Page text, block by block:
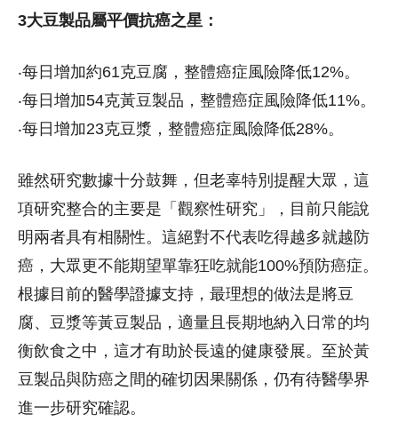
3大豆製品屬平價抗癌之星：
‧每日增加約61克豆腐，整體癌症風險降低12%。
‧每日增加54克黃豆製品，整體癌症風險降低11%。
‧每日增加23克豆漿，整體癌症風險降低28%。
雖然研究數據十分鼓舞，但老辜特別提醒大眾，這
項研究整合的主要是「觀察性研究」，目前只能說
明兩者具有相關性。這絕對不代表吃得越多就越防
癌，大眾更不能期望單靠狂吃就能100%預防癌症。
根據目前的醫學證據支持，最理想的做法是將豆
腐、豆漿等黃豆製品，適量且長期地納入日常的均
衡飲食之中，這才有助於長遠的健康發展。至於黃
豆製品與防癌之間的確切因果關係，仍有待醫學界
進一步研究確認。